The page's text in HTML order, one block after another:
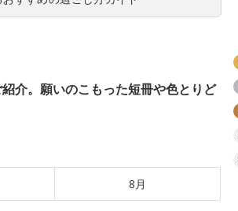
介。願いのこもった短冊や色とりど
8月